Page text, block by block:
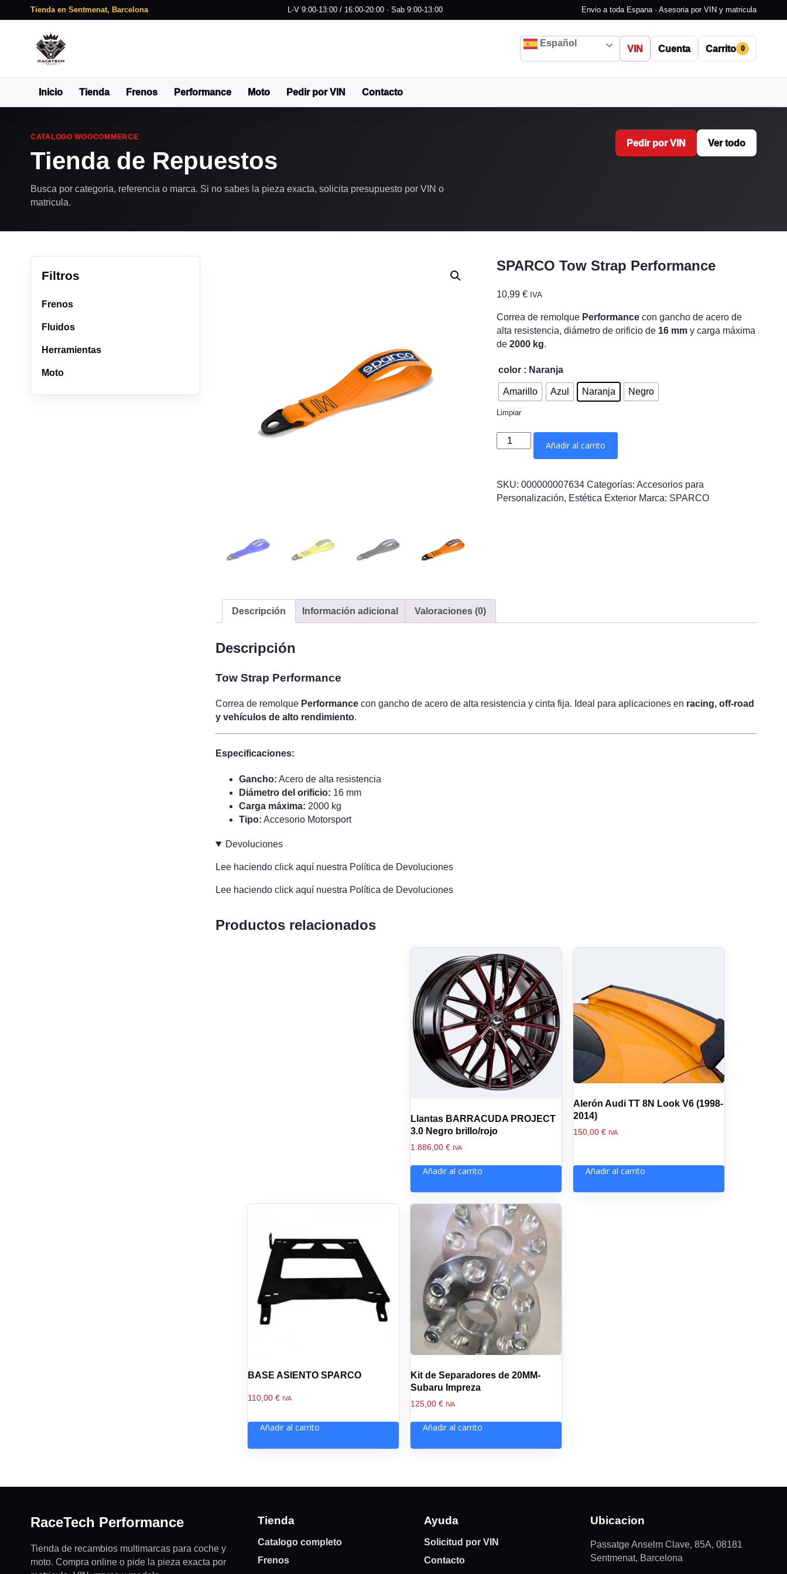
Tienda en Sentmenat, Barcelona L-V 9:00-13:00 / 16:00-20:00 · Sab 9:00-13:00 Envio a toda Espana · Asesoria por VIN y matricula
Español
VIN Cuenta Carrito 0
Inicio Tienda Frenos Performance Moto Pedir por VIN Contacto
CATALOGO WOOCOMMERCE
Tienda de Repuestos
Busca por categoria, referencia o marca. Si no sabes la pieza exacta, solicita presupuesto por VIN o
matricula.
Pedir por VIN Ver todo
Filtros
Frenos
Fluidos
Herramientas
Moto
SPARCO Tow Strap Performance
10,99€ IVA
Correa de remolque Performance con gancho de acero de
alta resistencia, diámetro de orificio de 16 mm y carga máxima
de2000 kg.
color : Naranja
Amarillo Azul Naranja Negro
Limpiar
SPARCO
Tow
Performance
cantidad
Añadir al carrito
SKU:000000007634 Categorías:Accesorios para
Personalización, Estética Exterior Marca: SPARCO
Descripción Información adicional Valoraciones (0)
Descripción
Tow Strap Performance
Correa de remolque Performance con gancho de acero de alta resistencia y cinta fija. Ideal para aplicaciones en racing, off-road
y vehículos de alto rendimiento.
Especificaciones:
Gancho: Acero de alta resistencia
Diámetro del orificio: 16 mm
Carga máxima: 2000 kg
Tipo: Accesorio Motorsport
Devoluciones
Lee haciendo click aquí nuestra Política de Devoluciones
Lee haciendo click aquí nuestra Política de Devoluciones
Productos relacionados
Llantas BARRACUDA PROJECT
3.0 Negro brillo/rojo
1.886,00 € IVA
Añadir al carrito
Alerón Audi TT 8N Look V6 (1998-
2014)
150,00 € IVA
Añadir al carrito
BASE ASIENTO SPARCO
110,00 € IVA
Añadir al carrito
Kit de Separadores de 20MM-
Subaru Impreza
125,00 € IVA
Añadir al carrito
RaceTech Performance
Tienda de recambios multimarcas para coche y
moto. Compra online o pide la pieza exacta por
Tienda
Catalogo completo
Frenos
Ayuda
Solicitud por VIN
Contacto
Ubicacion
Passatge Anselm Clave, 85A, 08181
Sentmenat, Barcelona